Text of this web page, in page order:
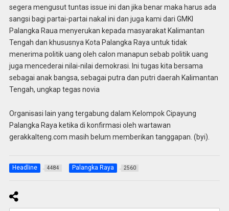
segera mengusut tuntas issue ini dan jika benar maka harus ada
sangsi bagi partai-partai nakal ini dan juga kami dari GMKI
Palangka Raua menyerukan kepada masyarakat Kalimantan
Tengah dan khususnya Kota Palangka Raya untuk tidak
menerima politik uang oleh calon manapun sebab politik uang
juga mencederai nilai-nilai demokrasi. Ini tugas kita bersama
sebagai anak bangsa, sebagai putra dan putri daerah Kalimantan
Tengah, ungkap tegas novia
Organisasi lain yang tergabung dalam Kelompok Cipayung
Palangka Raya ketika di konfirmasi oleh wartawan
gerakkalteng.com masih belum memberikan tanggapan. (byi).
Headline 4484 Palangka Raya 2560